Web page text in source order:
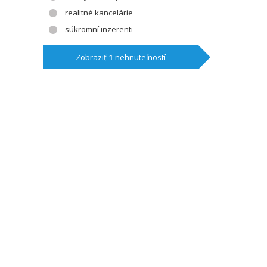
realitné kancelárie
súkromní inzerenti
Zobraziť1 nehnuteľností